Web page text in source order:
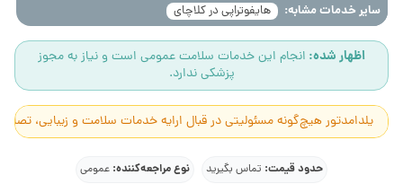
سایر خدمات مشابه: هایفوتراپی در کلاچای
اظهار شده: انجام این خدمات سلامت عمومی است و نیاز به مجوز
پزشکی ندارد.
یلدامدتور هیچ‌گونه مسئولیتی در قبال ارایه خدمات سلامت و زیبایی،
حدود قیمت: تماس بگیرید نوع مراجعه‌کننده: عمومی